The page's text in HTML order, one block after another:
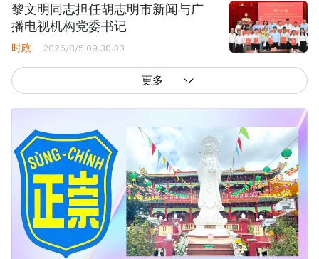
黎文明同志担任胡志明市新闻与广
播电视机构党委书记
时政 2026/8/5 09:30:33
更多
西贡解放报网版权所有
由越南新闻与传播部所属报刊局于2023年09月06日 签发第26/GP-CBC号许可